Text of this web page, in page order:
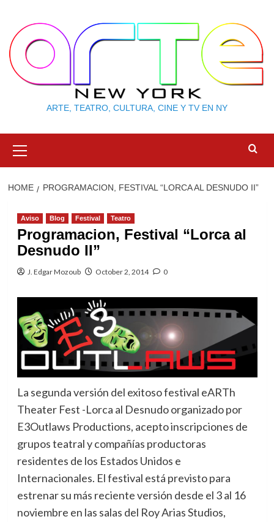
content
ARTE, TEATRO, CULTURA, CINE Y TV EN NY
Menu
HOME PROGRAMACION, FESTIVAL “LORCA AL DESNUDO II”
Aviso Blog Festival Teatro
Programacion, Festival “Lorca al
Desnudo II”
J. Edgar Mozoub October 2, 2014 0
La segunda versión del exitoso festival eARTh
Theater Fest -Lorca al Desnudo organizado por
E3Outlaws Productions, acepto inscripciones de
grupos teatral y compañías productoras
residentes de los Estados Unidos e
Internacionales. El festival está previsto para
estrenar su más reciente versión desde el 3 al 16
noviembre en las salas del Roy Arias Studios,